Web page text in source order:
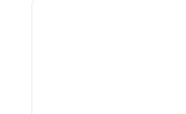
1 din 12